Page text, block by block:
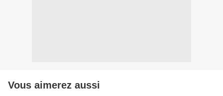
Vous aimerez aussi